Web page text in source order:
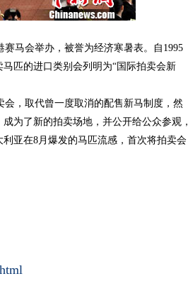
马会举办，被誉为经济寒暑表。自1995
匹的进口类别会列明为“国际拍卖会新
，取代曾一度取消的配售新马制度，然
为了新的拍卖场地，并公开给公众参观，
亚在8月爆发的马匹流感，首次将拍卖会